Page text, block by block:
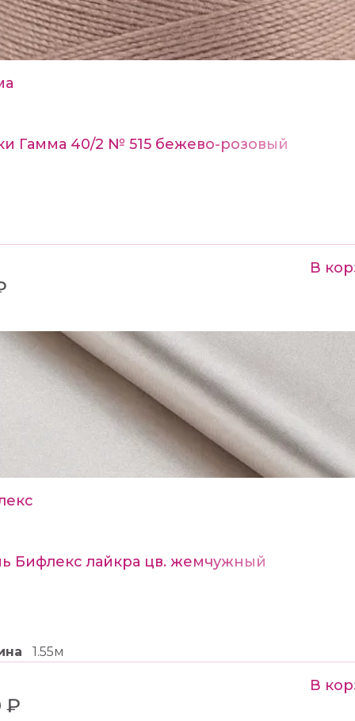
Гамма 40/2 № 515 бежево-розовый
В
Бифлекс лайкра цв. жемчужный
1.55м
₽
В